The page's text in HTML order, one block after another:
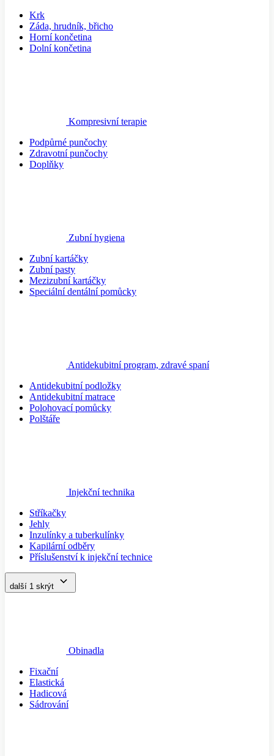
Krk
Záda, hrudník, břicho
Horní končetina
Dolní končetina
Kompresivní terapie
Podpůrné punčochy
Zdravotní punčochy
Doplňky
Zubní hygiena
Zubní kartáčky
Zubní pasty
Mezizubní kartáčky
Speciální dentální pomůcky
Antidekubitní program, zdravé spaní
Antidekubitní podložky
Antidekubitní matrace
Polohovací pomůcky
Polštáře
Injekční technika
Stříkačky
Jehly
Inzulínky a tuberkulínky
Kapilární odběry
Příslušenství k injekční technice
další 1 skrýt
Obinadla
Fixační
Elastická
Hadicová
Sádrování